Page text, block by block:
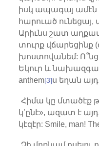
իսկ ապագայ ամէն
հարուած
Արիւնս շատ
տուրք վճարեցինք
խոստովանեմ: Ո՞նց,
Եկուր և
anthem[3]ս եղան այդ
Հիմա կը մտածէք
կ’ընէ», ազատ է
կէզէր: Smile, man!